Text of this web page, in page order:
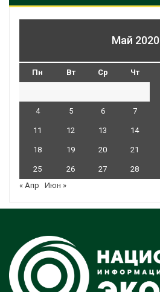
Май 2020
Пн Вт Ср Чт
4 5 6 7
11 12 13 14
18 19 20 21
25 26 27 28
« Апр
Июн »